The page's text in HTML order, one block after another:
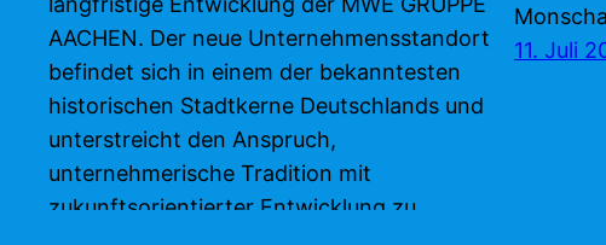
AACHEN. Der neue Unternehmensstandort
befindet sich in einem der bekanntesten
historischen Stadtkerne Deutschlands und
unterstreicht den Anspruch,
unternehmerische Tradition mit
zukunftsorientierter Entwicklung zu
11. Juli